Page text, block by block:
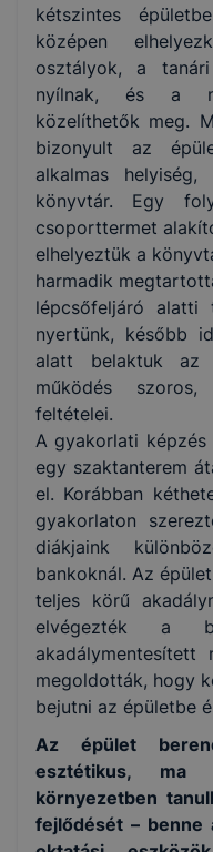
kétszintes
középen
osztályok, a
nyílnak, és a
közelíthetők meg.
bizonyult az
alkalmas
könyvtár. Egy
csoporttermet
elhelyeztük a
harmadik
lépcsőfeljáró
nyertünk, később
alatt belaktuk az
működés
feltételei.
A gyakorlati
egy szaktanterem
el. Korábban
gyakorlaton
diákjaink
bankoknál. Az
teljes körű
elvégezték a
akadálymentesített
megoldották, hogy
bejutni az épületbe
Az épület
esztétikus,
környezetben
fejlődését – benne